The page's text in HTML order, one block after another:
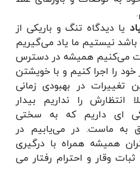
یا دیدگاه تنگ و باریکی از
باشد نیستیم ما یاد می‌گیریم
می‌کنیم همیشه در دسترس
خود را اجرا کنیم و با خویشتن
تغییرات در بهبودی زمانی
انتظارش را نداریم بیدار
ای داریم که به سختی
به ماست. در می‌یابیم در
همیشه همراه با درگیری
وقار و احترام رفتار می